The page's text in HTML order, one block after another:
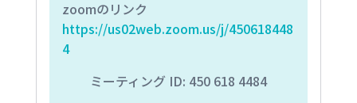
zoomのリンク
https://us02web.zoom.us/j/450618448
4
ミーティング ID: 450 618 4484